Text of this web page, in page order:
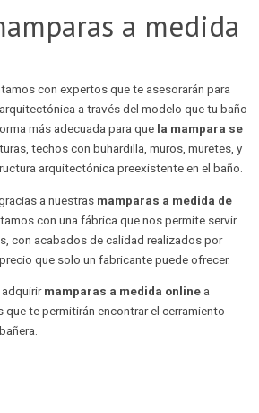
a medida
con expertos que te asesorarán para
a través del modelo que tu baño
más adecuada para que la mampara se
techos con buhardilla, muros, muretes, y
arquitectónica preexistente en el baño.
a nuestras mamparas a medida de
con una fábrica que nos permite servir
con acabados de calidad realizados por
que solo un fabricante puede ofrecer.
adquirirmamparas a medida online a
te permitirán encontrar el cerramiento